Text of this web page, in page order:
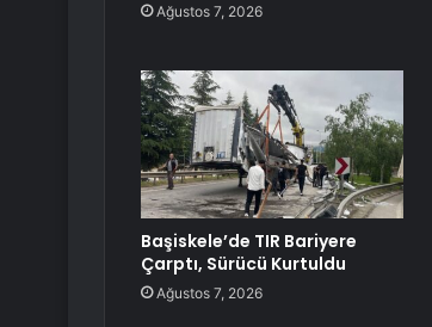
Ağustos 7, 2026
Başiskele’de TIR Bariyere
Çarptı, Sürücü Kurtuldu
Ağustos 7, 2026